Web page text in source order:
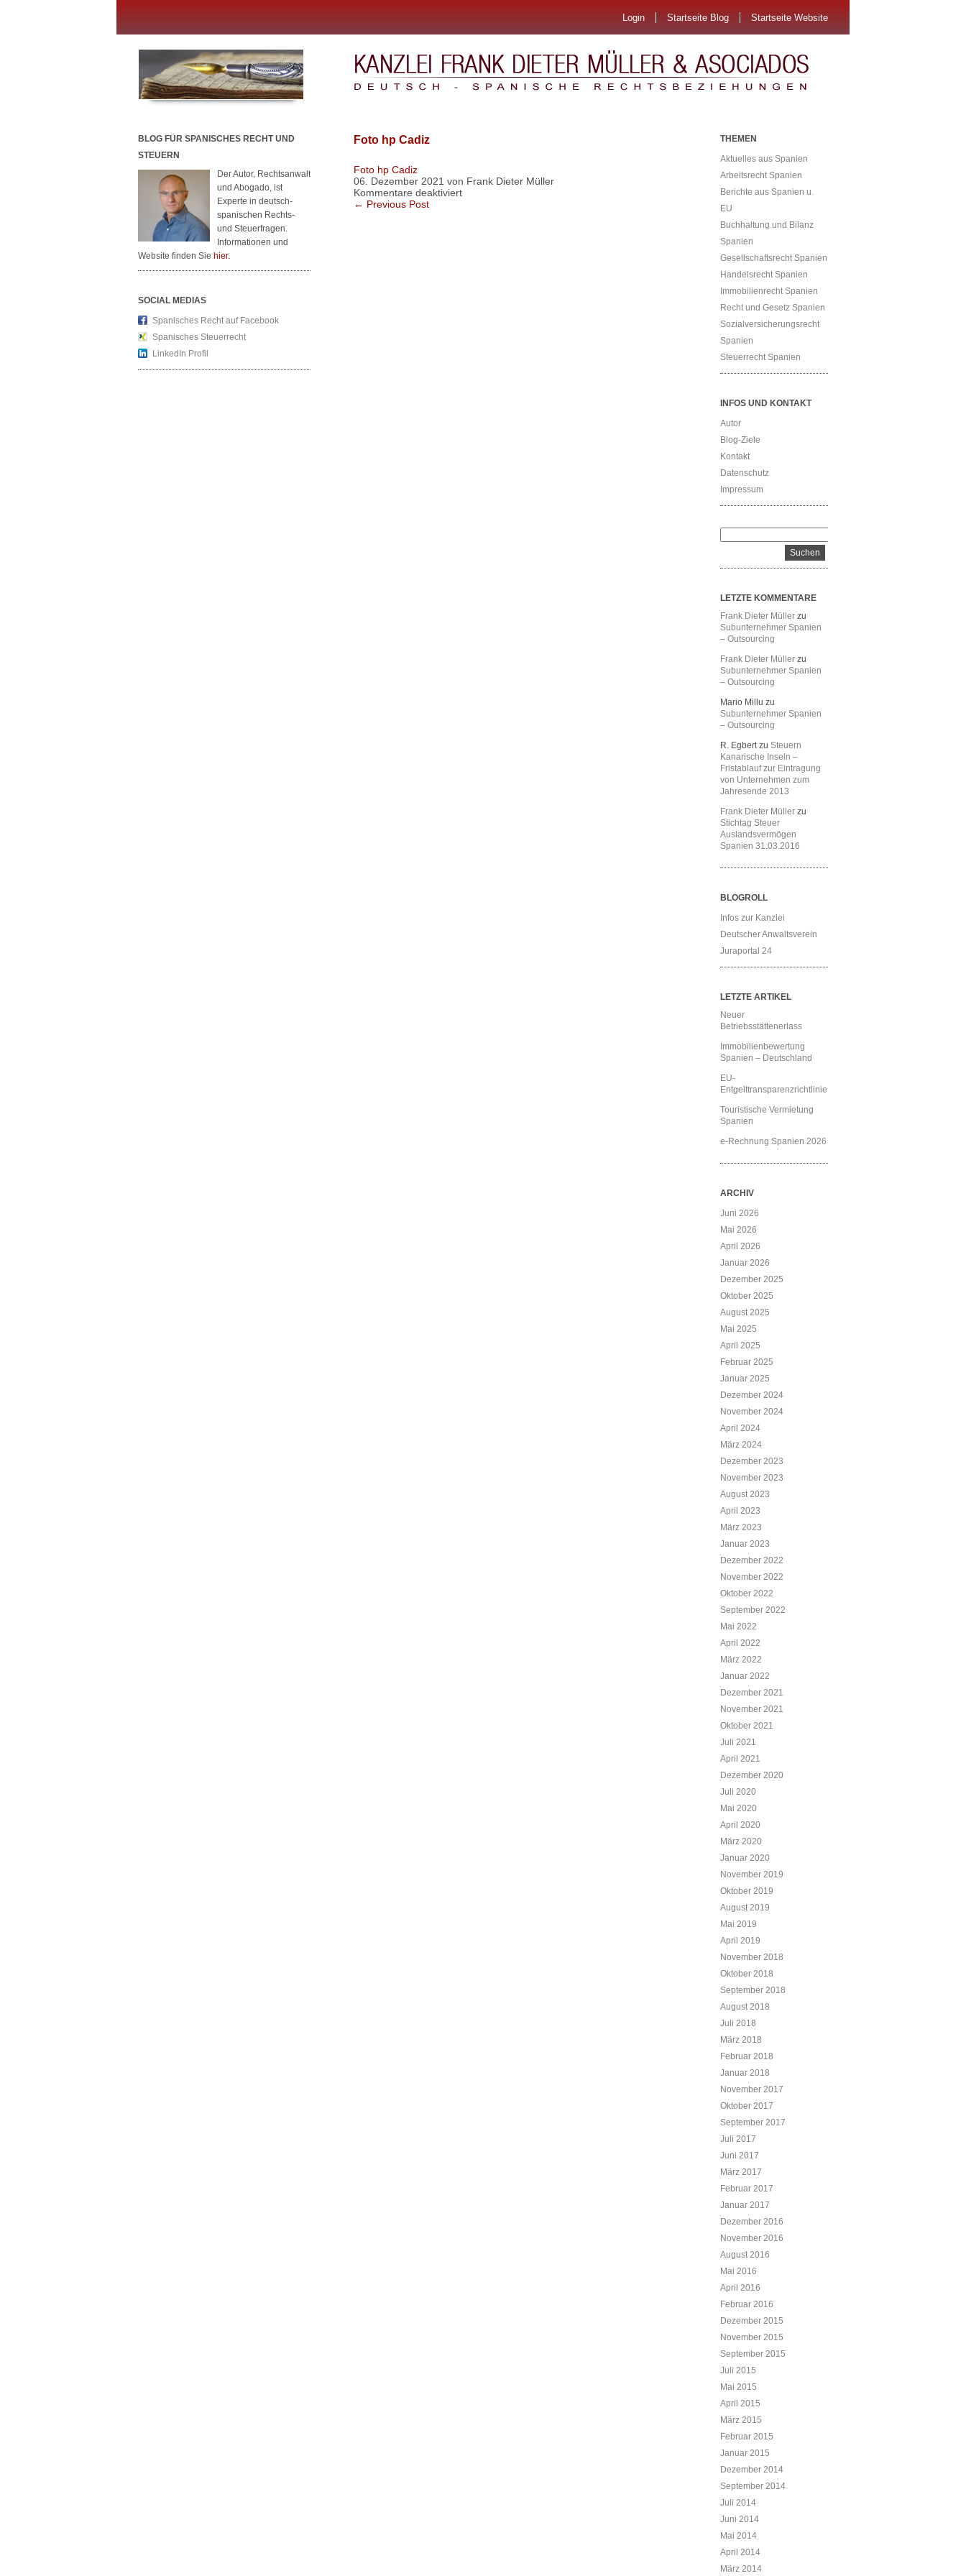
Login Startseite Blog Startseite Website
BLOG FÜR SPANISCHES RECHT UND
STEUERN
Der Autor, Rechtsanwalt
und Abogado, ist
Experte in deutsch-
spanischen Rechts-
und Steuerfragen.
Informationen und
Website finden Sie hier.
SOCIAL MEDIAS
Spanisches Recht auf Facebook
Spanisches Steuerrecht
LinkedIn Profil
Foto hp Cadiz
Foto hp Cadiz
06. Dezember 2021 von Frank Dieter Müller
Kommentare deaktiviertfür
← Previous Post
THEMEN
Aktuelles aus Spanien
Arbeitsrecht Spanien
Berichte aus Spanien u.
EU
Buchhaltung und Bilanz
Spanien
Gesellschaftsrecht Spanien
Handelsrecht Spanien
Immobilienrecht Spanien
Recht und Gesetz Spanien
Sozialversicherungsrecht
Spanien
Steuerrecht Spanien
INFOS UND KONTAKT
Autor
Blog-Ziele
Kontakt
Datenschutz
Impressum
LETZTE KOMMENTARE
Frank Dieter Müller zu
Subunternehmer Spanien
– Outsourcing
Frank Dieter Müller zu
Subunternehmer Spanien
– Outsourcing
Mario Millu zu
Subunternehmer Spanien
– Outsourcing
R. EgbertzuSteuern
Kanarische Inseln –
Fristablauf zur Eintragung
von Unternehmen zum
Jahresende 2013
Frank Dieter Müller zu
Stichtag Steuer
Auslandsvermögen
Spanien 31.03.2016
BLOGROLL
Infos zur Kanzlei
Deutscher Anwaltsverein
Juraportal 24
LETZTE ARTIKEL
Neuer
Betriebsstättenerlass
Immobilienbewertung
Spanien – Deutschland
EU-
Entgelttransparenzrichtlinie
Touristische Vermietung
Spanien
e-Rechnung Spanien 2026
ARCHIV
Juni 2026
Mai 2026
April 2026
Januar 2026
Dezember 2025
Oktober 2025
August 2025
Mai 2025
April 2025
Februar 2025
Januar 2025
Dezember 2024
November 2024
April 2024
März 2024
Dezember 2023
November 2023
August 2023
April 2023
März 2023
Januar 2023
Dezember 2022
November 2022
Oktober 2022
September 2022
Mai 2022
April 2022
März 2022
Januar 2022
Dezember 2021
November 2021
Oktober 2021
Juli 2021
April 2021
Dezember 2020
Juli 2020
Mai 2020
April 2020
März 2020
Januar 2020
November 2019
Oktober 2019
August 2019
Mai 2019
April 2019
November 2018
Oktober 2018
September 2018
August 2018
Juli 2018
März 2018
Februar 2018
Januar 2018
November 2017
Oktober 2017
September 2017
Juli 2017
Juni 2017
März 2017
Februar 2017
Januar 2017
Dezember 2016
November 2016
August 2016
Mai 2016
April 2016
Februar 2016
Dezember 2015
November 2015
September 2015
Juli 2015
Mai 2015
April 2015
März 2015
Februar 2015
Januar 2015
Dezember 2014
September 2014
Juli 2014
Juni 2014
Mai 2014
April 2014
März 2014